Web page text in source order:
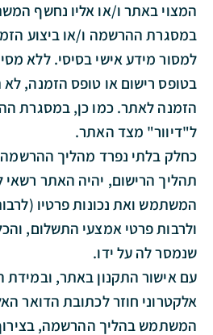
המצוי באתר ו/או אליו נחשף
במסגרת ההרשמה ו/או ביצוע
למסור מידע אישי בסיסי. ללא
בטופס רישום או טופס הזמנה, לא
הזמנה לאתר. כמו כן, במסגרת
ל"דיוור" מצד האתר.
כחלק בלתי נפרד מהליך ההרשמה
תהליך הרישום, יהיה האתר
המשתמש ואת נכונות פרטיו
ולרבות פרטי אמצעי התשלום,
שנמסר לה על ידו.
עם אישור התקנון באתר, ובמידת
אלקטרוני חוזר לכתובת הדואר
המשתמש בהליך ההרשמה,